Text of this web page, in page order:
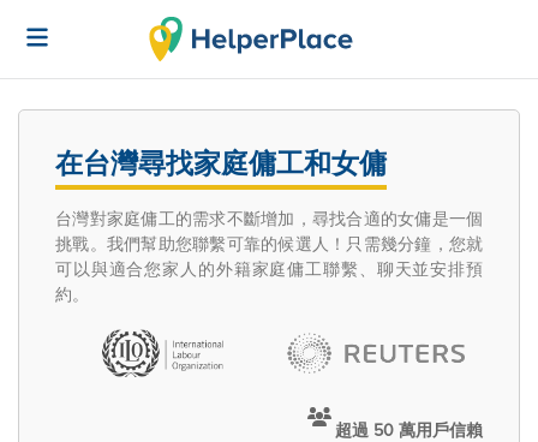
在台灣尋找家庭傭工和女傭
台灣對家庭傭工的需求不斷增加，尋找合適的女傭是一個
挑戰。我們幫助您聯繫可靠的候選人！只需幾分鐘，您就
可以與適合您家人的外籍家庭傭工聯繫、聊天並安排預
約。
超過 50 萬用戶信賴